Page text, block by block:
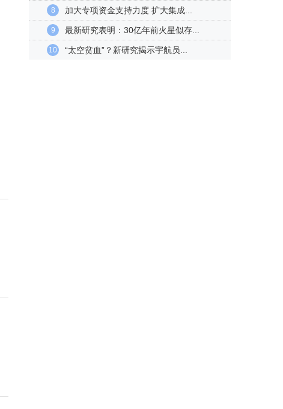
8 加大专项资金支持力度 扩大集成...
9 最新研究表明：30亿年前火星似存...
10 “太空贫血”？新研究揭示宇航员...